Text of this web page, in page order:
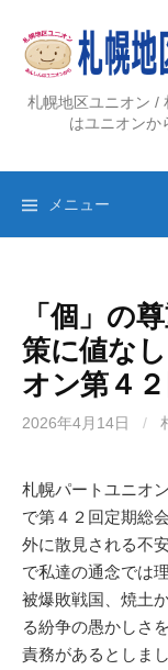
ス
札幌地区ユニオン
はユニオン
メニュー
「個」の
策に値な
オン第４
2026年4月14日 /
札幌パートユニオ
で第４２回定期総
外に散見される不
で私達の通念では
被爆敗戦国、焼土
る紛争の愚かしさ
責務があるとしま